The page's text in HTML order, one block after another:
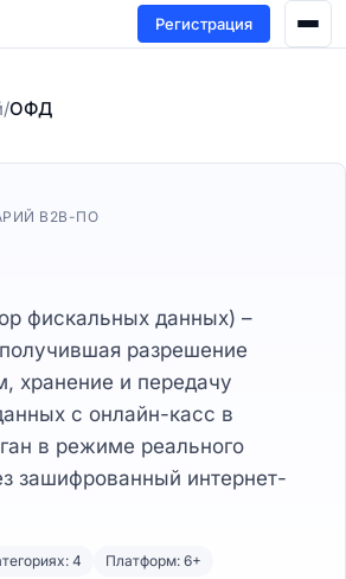
Регистрация
/ОФД
B2B-ПО
фискальных данных) –
разрешение
хранение и передачу
с онлайн-касс в
в режиме реального
зашифрованный интернет-
4 Платформ: 6+